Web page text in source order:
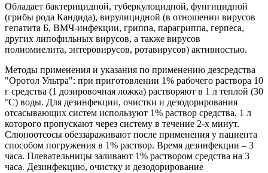
Обладает бактерицидной, туберкулоцидной, фунгицидной
(грибы рода Кандида), вирулицидной (в отношении вирусов
гепатита Б, ВМЧ-инфекции, гриппа, парагриппа, герпеса,
других липофильных вирусов, а также вирусов
полиомиелита, энтеровирусов, ротавирусов) активностью.
Методы применения и указания по применению дезсредства
"Оротол Ультра": при приготовлении 1% рабочего раствора 10
г средства (1 дозировочная ложка) растворяют в 1 л теплой (30
°С) воды. Для дезинфекции, очистки и дезодорирования
отсасывающих систем используют 1% раствор средства, 1 л
которого пропускают через систему в течение 2-х минут.
Слюноотсосы обеззараживают после применения у пациента
способом погружения в 1% раствор. Время дезинфекции – 3
часа. Плевательницы заливают 1% раствором средства на 3
часа. Дезинфекцию, очистку и дезодорирование